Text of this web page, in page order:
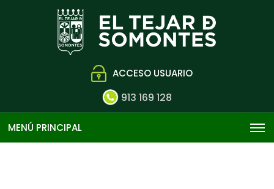
ACCESO USUARIO
913 169 128
MENÚ PRINCIPAL